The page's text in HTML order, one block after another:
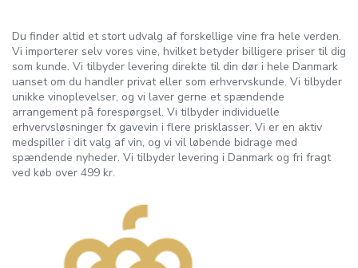
Du finder altid et stort udvalg af forskellige vine fra hele verden.
Vi importerer selv vores vine, hvilket betyder billigere priser til dig
som kunde. Vi tilbyder levering direkte til din dør i hele Danmark
uanset om du handler privat eller som erhvervskunde. Vi tilbyder
unikke vinoplevelser, og vi laver gerne et spændende
arrangement på forespørgsel. Vi tilbyder individuelle
erhvervsløsninger fx gavevin i flere prisklasser. Vi er en aktiv
medspiller i dit valg af vin, og vi vil løbende bidrage med
spændende nyheder. Vi tilbyder levering i Danmark og fri fragt
ved køb over 499 kr.